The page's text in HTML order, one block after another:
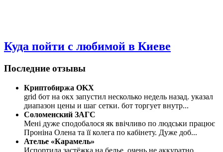
Куда пойти с любимой в Киеве
Последние отзывы
Криптобиржа OKX
grid бот на окх запустил несколько недель назад. указал
диапазон цены и шаг сетки. бот торгует внутр...
Соломенский ЗАГС
Мені дуже сподобалося як ввічливо по людськи працює
Проніна Олена та її колега по кабінету. Дуже доб...
Ателье «Карамель»
Испортила застёжка на белье, очень не аккуратно,